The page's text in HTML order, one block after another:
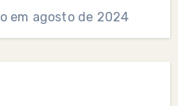
em agosto de 2024